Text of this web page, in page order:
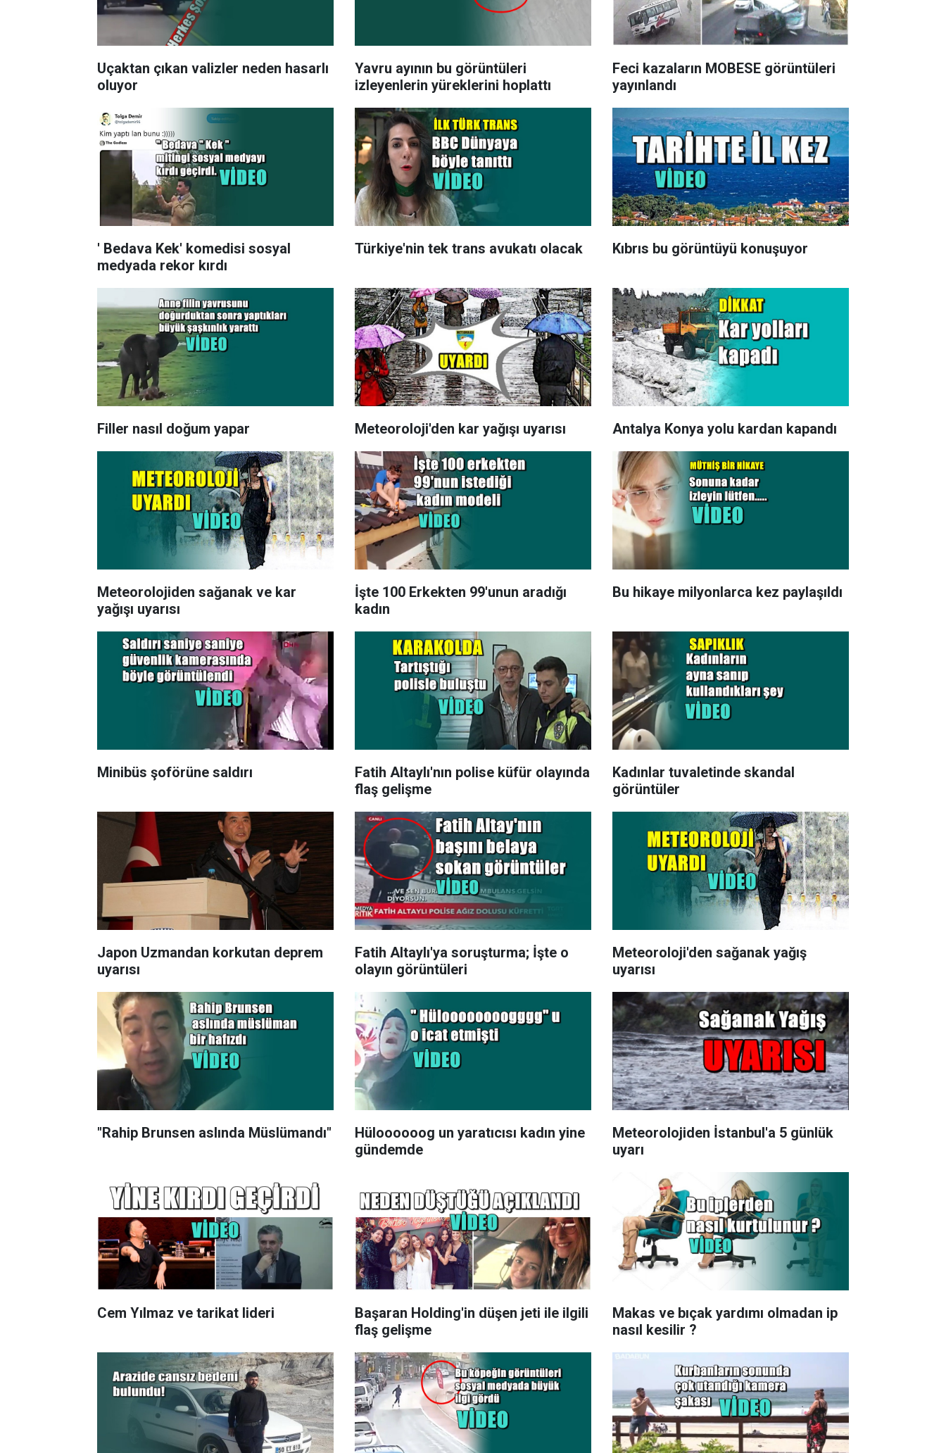
Uçaktan çıkan valizler neden hasarlı
oluyor
Yavru ayının bu görüntüleri
izleyenlerin yüreklerini hoplattı
Feci kazaların MOBESE görüntüleri
yayınlandı
' Bedava Kek' komedisi sosyal
medyada rekor kırdı
Türkiye'nin tek trans avukatı olacak Kıbrıs bu görüntüyü konuşuyor
Filler nasıl doğum yapar Meteoroloji'den kar yağışı uyarısı Antalya Konya yolu kardan kapandı
Meteorolojiden sağanak ve kar
yağışı uyarısı
İşte 100 Erkekten 99'unun aradığı
kadın
Bu hikaye milyonlarca kez paylaşıldı
Minibüs şoförüne saldırı
Fatih Altaylı'nın polise küfür olayında
flaş gelişme
Kadınlar tuvaletinde skandal
görüntüler
Japon Uzmandan korkutan deprem
uyarısı
Fatih Altaylı'ya soruşturma; İşte o
olayın görüntüleri
Meteoroloji'den sağanak yağış
uyarısı
"Rahip Brunsen aslında Müslümandı"
Hüloooooog un yaratıcısı kadın yine
gündemde
Meteorolojiden İstanbul'a 5 günlük
uyarı
Cem Yılmaz ve tarikat lideri
Başaran Holding'in düşen jeti ile ilgili
flaş gelişme
Makas ve bıçak yardımı olmadan ip
nasıl kesilir ?